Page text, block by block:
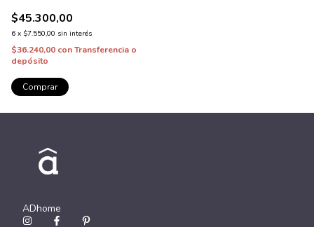
$45.300,00
6 x $7.550,00 sin interés
$36.240,00 conTransferencia o
depósito
Comprar
ADhome